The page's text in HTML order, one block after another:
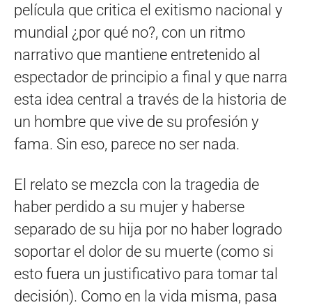
película que critica el exitismo nacional y
mundial ¿por qué no?, con un ritmo
narrativo que mantiene entretenido al
espectador de principio a final y que narra
esta idea central a través de la historia de
un hombre que vive de su profesión y
fama. Sin eso, parece no ser nada.
El relato se mezcla con la tragedia de
haber perdido a su mujer y haberse
separado de su hija por no haber logrado
soportar el dolor de su muerte (como si
esto fuera un justificativo para tomar tal
decisión). Como en la vida misma, pasa